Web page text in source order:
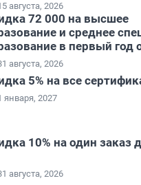
августа, 2026
72 000 на высшее
и среднее
в первый год
августа, 2026
5% на все
января, 2027
10% на один заказ
августа, 2026